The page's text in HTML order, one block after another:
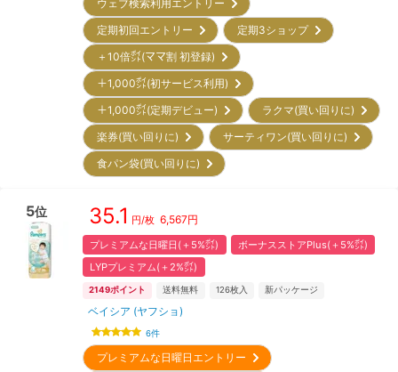
ウェブ検索利用エントリー
定期初回エントリー
定期3ショップ
＋10倍㌽(ママ割 初登録)
＋1,000㌽(初サービス利用)
＋1,000㌽(定期デビュー)
ラクマ(買い回りに)
楽券(買い回りに)
サーティワン(買い回りに)
食パン袋(買い回りに)
5位 35.1 円/枚 6,567円
プレミアムな日曜日(＋5%㌽)
ボーナスストアPlus(＋5%㌽)
LYPプレミアム(＋2%㌽)
2149ポイント 送料無料 126枚入 新パッケージ
ベイシア (ヤフショ)
6件
プレミアムな日曜日エントリー